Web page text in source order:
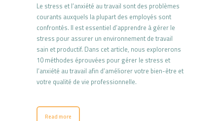
Le stress et l’anxiété au travail sont des problèmes
courants auxquels la plupart des employés sont
confrontés. Il est essentiel d’apprendre à gérer le
stress pour assurer un environnement de travail
sain et productif. Dans cet article, nous explorerons
10 méthodes éprouvées pour gérer le stress et
l’anxiété au travail afin d’améliorer votre bien-être et
votre qualité de vie professionnelle.
Read more